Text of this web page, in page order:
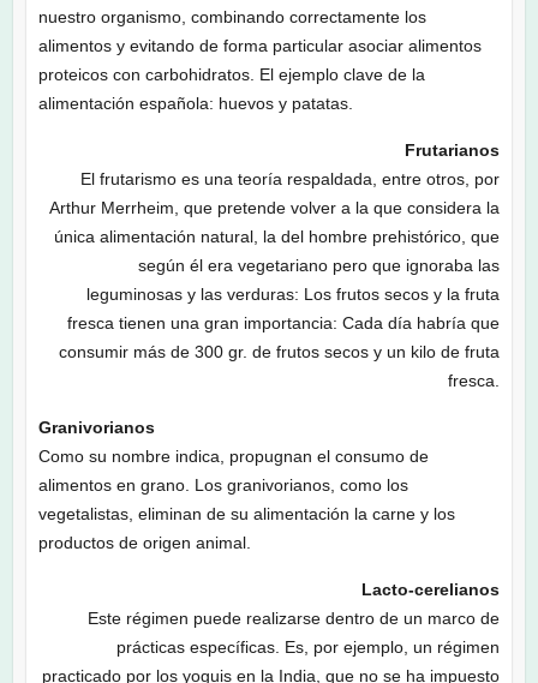
nuestro organismo, combinando correctamente los
alimentos y evitando de forma particular asociar alimentos
proteicos con carbohidratos. El ejemplo clave de la
alimentación española: huevos y patatas.
Frutarianos
El frutarismo es una teoría respaldada, entre otros, por
Arthur Merrheim, que pretende volver a la que considera la
única alimentación natural, la del hombre prehistórico, que
según él era vegetariano pero que ignoraba las
leguminosas y las verduras: Los frutos secos y la fruta
fresca tienen una gran importancia: Cada día habría que
consumir más de 300 gr. de frutos secos y un kilo de fruta
fresca.
Granivorianos
Como su nombre indica, propugnan el consumo de
alimentos en grano. Los granivorianos, como los
vegetalistas, eliminan de su alimentación la carne y los
productos de origen animal.
Lacto-cerelianos
Este régimen puede realizarse dentro de un marco de
prácticas específicas. Es, por ejemplo, un régimen
practicado por los yoguis en la India, que no se ha impuesto